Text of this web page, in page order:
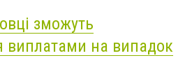
зможуть
виплатами на випадок